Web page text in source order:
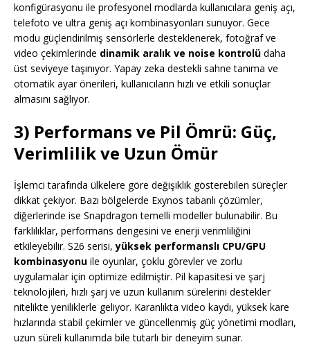
konfigürasyonu ile profesyonel modlarda kullanıcılara geniş açı,
telefoto ve ultra geniş açı kombinasyonları sunuyor. Gece
modu güçlendirilmiş sensörlerle desteklenerek, fotoğraf ve
video çekimlerinde dinamik aralık ve noise kontrolü daha
üst seviyeye taşınıyor. Yapay zeka destekli sahne tanıma ve
otomatik ayar önerileri, kullanıcıların hızlı ve etkili sonuçlar
almasını sağlıyor.
3) Performans ve Pil Ömrü: Güç,
Verimlilik ve Uzun Ömür
İşlemci tarafında ülkelere göre değişiklik gösterebilen süreçler
dikkat çekiyor. Bazı bölgelerde Exynos tabanlı çözümler,
diğerlerinde ise Snapdragon temelli modeller bulunabilir. Bu
farklılıklar, performans dengesini ve enerji verimliliğini
etkileyebilir. S26 serisi,yüksek performanslı CPU/GPU
kombinasyonu ile oyunlar, çoklu görevler ve zorlu
uygulamalar için optimize edilmiştir. Pil kapasitesi ve şarj
teknolojileri, hızlı şarj ve uzun kullanım sürelerini destekler
nitelikte yeniliklerle geliyor. Karanlıkta video kaydı, yüksek kare
hızlarında stabil çekimler ve güncellenmiş güç yönetimi modları,
uzun süreli kullanımda bile tutarlı bir deneyim sunar.